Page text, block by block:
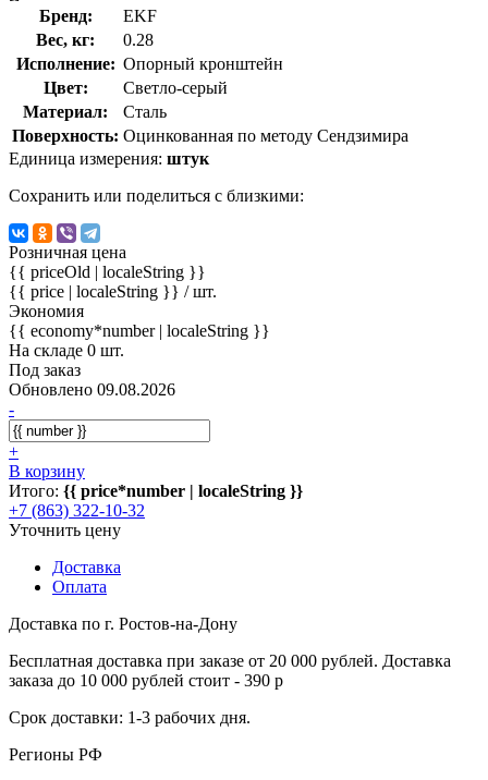
Бренд:
EKF
Вес, кг:
0.28
Исполнение: Опорный кронштейн
Цвет:
Светло-серый
Материал:
Сталь
Поверхность: Оцинкованная по методу Сендзимира
Единица измерения: штук
Сохранить или поделиться с близкими:
Розничная цена
{{ priceOld | localeString }}
{{ price | localeString }} / шт.
Экономия
{{ economy*number | localeString }}
На складе 0 шт.
Под заказ
Обновлено 09.08.2026
-
+
В корзину
Итого: {{ price*number | localeString }}
+7 (863) 322-10-32
Уточнить цену
Доставка
Оплата
Доставка по г. Ростов-на-Дону
Бесплатная доставка при заказе от 20 000 рублей. Доставка
заказа до 10 000 рублей стоит - 390 р
Срок доставки: 1-3 рабочих дня.
Регионы РФ